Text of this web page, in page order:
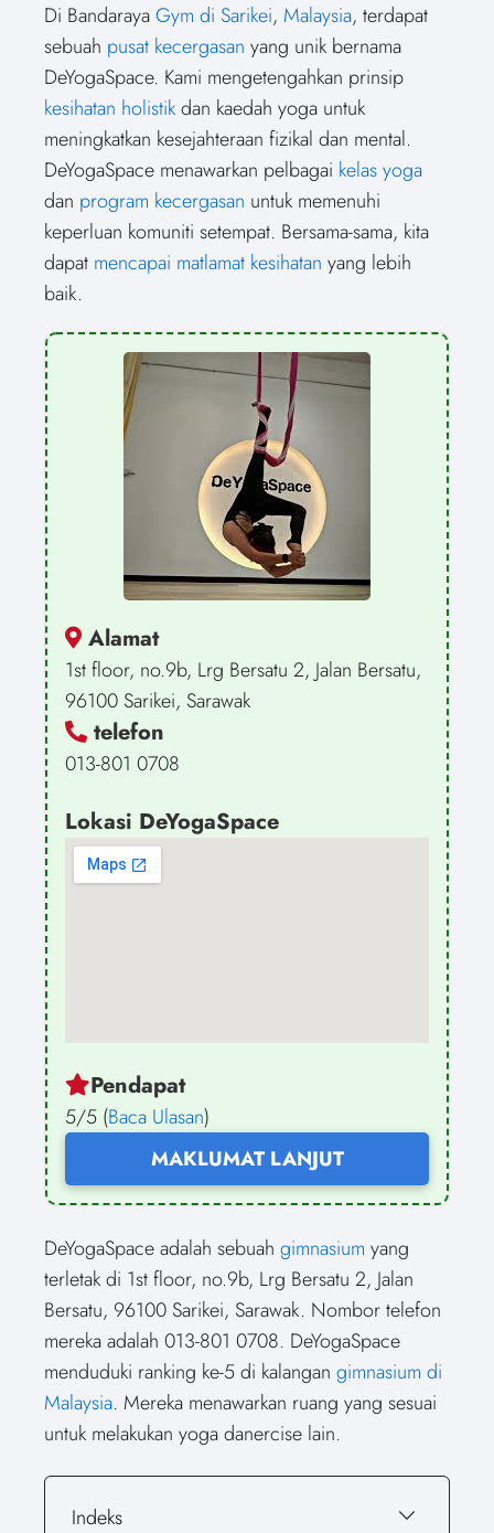
r
e
o
n
w
i
t
t
e
r
)
r
e
o
n
e
b
o
o
k
r
o
n
t
r
e
s
t
r
o
n
k
d
I
n
r
i
Di BandarayaGym di Sarikei, Malaysia, terdapat
sebuah pusat kecergasan yang unik bernama
DeYogaSpace. Kami mengetengahkan prinsip
kesihatan holistikdan kaedah yoga untuk
meningkatkan kesejahteraan fizikal dan mental.
DeYogaSpace menawarkan pelbagai kelas yoga
dan program kecergasan untuk memenuhi
keperluan komuniti setempat. Bersama-sama, kita
dapat mencapai matlamat kesihatan yang lebih
baik.
Alamat
1st floor, no.9b, Lrg Bersatu 2, Jalan Bersatu,
96100 Sarikei, Sarawak
telefon
013-801 0708
Lokasi DeYogaSpace
Pendapat
5/5 (Baca Ulasan)
MAKLUMAT LANJUT
DeYogaSpace adalah sebuah gimnasium yang
terletak di 1st floor, no.9b, Lrg Bersatu 2, Jalan
Bersatu, 96100 Sarikei, Sarawak. Nombor telefon
mereka adalah 013-801 0708. DeYogaSpace
menduduki ranking ke-5 di kalangan gimnasium di
Malaysia. Mereka menawarkan ruang yang sesuai
untuk melakukan yoga danercise lain.
Indeks